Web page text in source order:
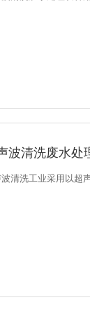
波清洗废水处
清洗工业采用以超